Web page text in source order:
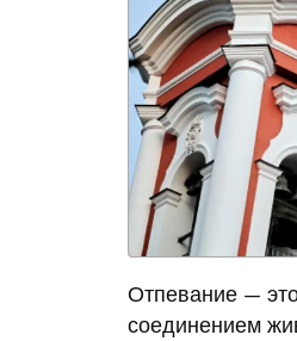
Отпевание —
соединением